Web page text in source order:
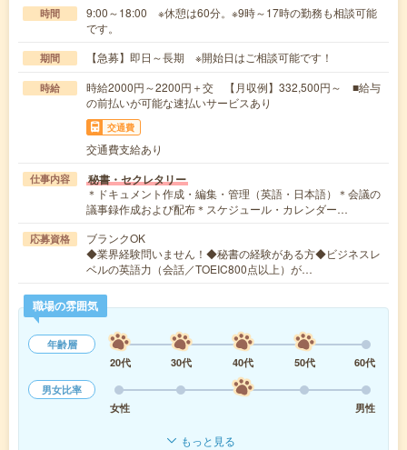
時間
9:00～18:00 ※休憩は60分。※9時～17時の勤務も相談可能
です。
期間 【急募】即日～長期 ※開始日はご相談可能です！
時給
時給2000円～2200円＋交 【月収例】332,500円～ ■給与
の前払いが可能な速払いサービスあり
交通費
交通費支給あり
仕事内容 秘書・セクレタリー
＊ドキュメント作成・編集・管理（英語・日本語）＊会議の
議事録作成および配布＊スケジュール・カレンダー…
応募資格
ブランクOK
◆業界経験問いません！◆秘書の経験がある方◆ビジネスレ
ベルの英語力（会話／TOEIC800点以上）が…
職場の雰囲気
年齢層
20代
30代 40代 50代
60代
男女比率
女性
男性
もっと見る